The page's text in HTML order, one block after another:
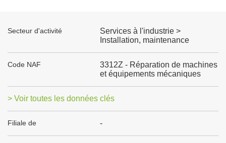
Secteur d'activité
Services à l'industrie >
Installation, maintenance
Code NAF
3312Z - Réparation de machines
et équipements mécaniques
> Voir toutes les données clés
Filiale de -